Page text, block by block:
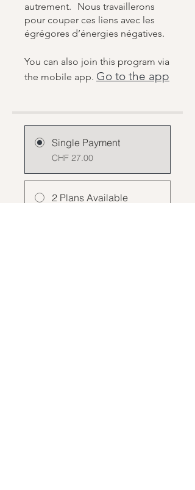
autrement. Nous travaillerons
pour couper ces liens avec les
égrégores d’énergies négatives.
You can also join this program via
the mobile app. Go to the app
Single Payment
CHF 27.00
2 Plans Available